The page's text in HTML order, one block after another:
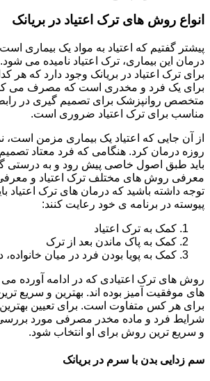
انواع روش های ترک اعتیاد در بریانک
پیشتر گفتیم که اعتیاد به مواد یک بیماری
درمان این بیماری، ترک اعتیاد نامیده می
برای ترک اعتیاد در بریانک وجود دارد که هر
برای یک فرد و مخدری است که مصرف می
متخصص روانپزشک برای تصمیم گیری در
مناسب برای ترک اعتیاد ضروری است.
از آن جایی که اعتیاد یک بیماری مزمن است،
روزه درمان کرد. هنگامی که فرد معتاد
باید طبق اصول خاصی پیش رود و به درستی
معرفی روش های مختلف ترک اعتیاد و معرفی
توجه داشته باشید که درمان های ترک اعتیاد
پیوسته در برنامه ی خود رعایت کنند:
کمک به ترک اعتیاد
کمک به پاک ماندن بعد از ترک
کمک به پویا بودن فرد در میان
روش های ترک اعتیادی که در ادامه آورده
های موفقیت آمیز بوده اند. بهترین و سریع
برای هر کس متفاوت است. برای تعیین بهترین
شرایط فرد و ماده مخدر مصرفی مورد بررسی
و سریع ترین روش برای او انتخاب شود.
سم زدایی بدن با سرم در بریانک